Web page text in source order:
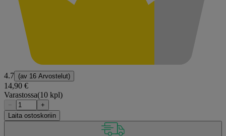
4.7 (av 16 Arvostelut)
14,90 €
Varastossa(10 kpl)
−
+
Laita ostoskoriin